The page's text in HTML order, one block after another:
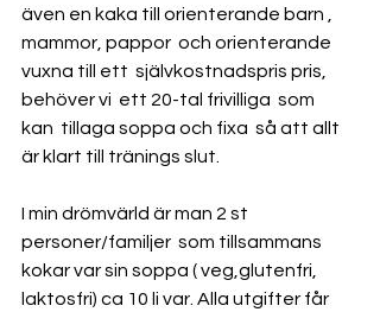
även en kaka till orienterande barn ,
mammor, pappor  och orienterande
vuxna till ett  självkostnadspris pris,
behöver vi  ett 20-tal frivilliga  som
kan  tillaga soppa och fixa  så att allt
är klart till tränings slut.
I min drömvärld är man 2 st
personer/familjer  som tillsammans
kokar var sin soppa ( veg,glutenfri,
laktosfri) ca 10 li var. Alla utgifter får